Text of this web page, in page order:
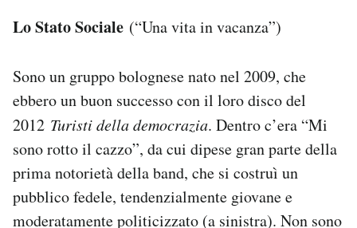
Lo Stato Sociale (“Una vita in vacanza”)
Sono un gruppo bolognese nato nel 2009, che
ebbero un buon successo con il loro disco del
2012 Turisti della democrazia. Dentro c’era “Mi
sono rotto il cazzo”, da cui dipese gran parte della
prima notorietà della band, che si costruì un
pubblico fedele, tendenzialmente giovane e
moderatamente politicizzato (a sinistra). Non sono